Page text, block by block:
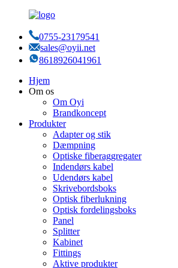
0755-23179541
sales@oyii.net
8618926041961
Hjem
Om os
Om Oyi
Brandkoncept
Produkter
Adapter og stik
Dæmpning
Optiske fiberaggregater
Indendørs kabel
Udendørs kabel
Skrivebordsboks
Optisk fiberlukning
Optisk fordelingsboks
Panel
Splitter
Kabinet
Fittings
Aktive produkter